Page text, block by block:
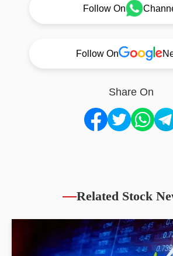
Follow On
Follow On
Share On
Related Stock